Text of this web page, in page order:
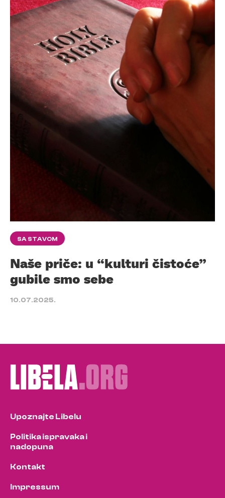
SA STAVOM
Naše priče: u “kulturi čistoće”
gubile smo sebe
10.07.2025.
Upoznajte Libelu
Politika ispravaka i
nadopuna
Kontakt
Impressum